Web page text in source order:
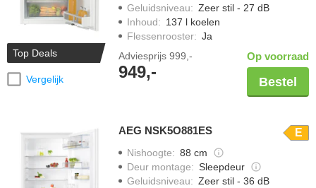
Top Deals
Vergelijk
Geluidsniveau: Zeer stil - 27 dB
Inhoud: 137 l koelen
Flessenrooster: Ja
Adviesprijs 999,-
949,-
Op voorraad
Bestel
AEG NSK5O881ES E
Nishoogte: 88 cm
Deur montage: Sleepdeur
Geluidsniveau: Zeer stil - 36 dB